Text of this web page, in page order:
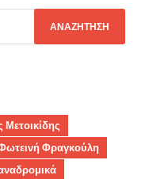
Μετοικίδης
Φραγκούλη